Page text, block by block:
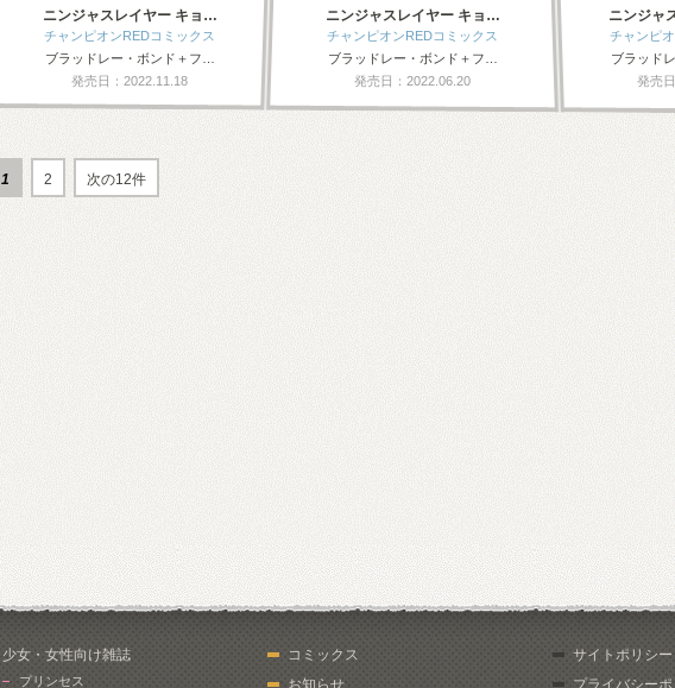
ニンジャスレイヤー キョ…
チャンピオンREDコミックス
ブラッドレー・ボンド＋フ…
発売日：2022.11.18
ニンジャスレイヤー キョ…
チャンピオンREDコミックス
ブラッドレー・ボンド＋フ…
発売日：2022.06.20
ニンジャ
チャンピ
ブラッド
発売
1 2 次の12件
少女・女性向け雑誌
プリンセス
コミックス
お知らせ
サイトポリシー
プライバシー